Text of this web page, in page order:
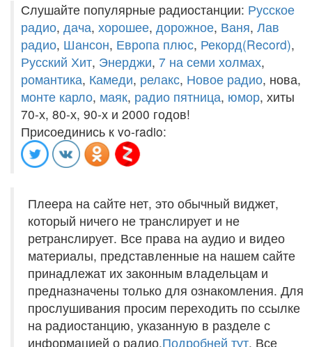
Слушайте популярные радиостанции: Русское
радио, дача, хорошее, дорожное, Ваня, Лав
радио, Шансон, Европа плюс, Рекорд(Record),
Русский Хит, Энерджи, 7 на семи холмах,
романтика, Камеди, релакс, Новое радио, нова,
монте карло, маяк, радио пятница, юмор, хиты
70-х, 80-х, 90-х и 2000 годов!
Присоединись к vo-radio:
Плеера на сайте нет, это обычный виджет,
который ничего не транслирует и не
ретранслирует. Все права на аудио и видео
материалы, представленные на нашем сайте
принадлежат их законным владельцам и
предназначены только для ознакомления. Для
прослушивания просим переходить по ссылке
на радиостанцию, указанную в разделе с
информацией о радио.Подробней тут. Все